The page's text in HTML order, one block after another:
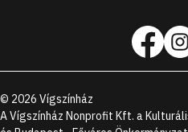
Social
media
© 2026 Vígszínház
A Vígszínház Nonprofit Kft. a